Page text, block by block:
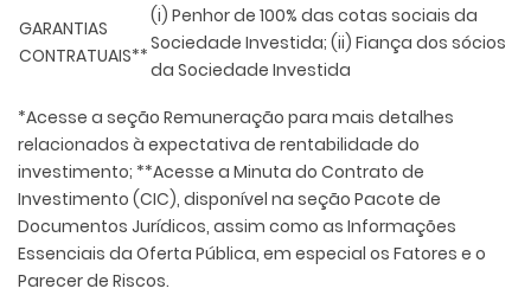
GARANTIAS
CONTRATUAIS**
(i) Penhor de 100% das cotas sociais da
Sociedade Investida; (ii) Fiança dos sócios
da Sociedade Investida
*Acesse a seção Remuneração para mais detalhes
relacionados à expectativa de rentabilidade do
investimento; **Acesse a Minuta do Contrato de
Investimento (CIC), disponível na seção Pacote de
Documentos Jurídicos, assim como as Informações
Essenciais da Oferta Pública, em especial os Fatores e o
Parecer de Riscos.